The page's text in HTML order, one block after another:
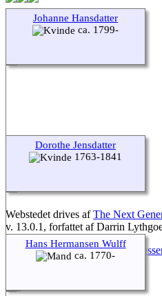
Johanne Hansdatter
ca. 1799-
Dorothe Jensdatter
1763-1841
Hans Hermansen Wulff
ca. 1770-
Webstedet drives afThe Next
v. 13.0.1, forfattet af Darrin
Opdateres afPreben